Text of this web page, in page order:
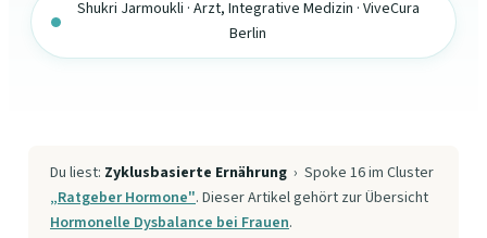
Shukri Jarmoukli · Arzt, Integrative Medizin · ViveCura
Berlin
Du liest: Zyklusbasierte Ernährung › Spoke 16 im Cluster
„Ratgeber Hormone". Dieser Artikel gehört zur Übersicht
Hormonelle Dysbalance bei Frauen.